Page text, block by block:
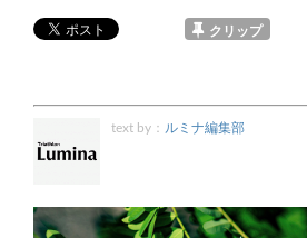
クリップ
text by： ルミナ編集部